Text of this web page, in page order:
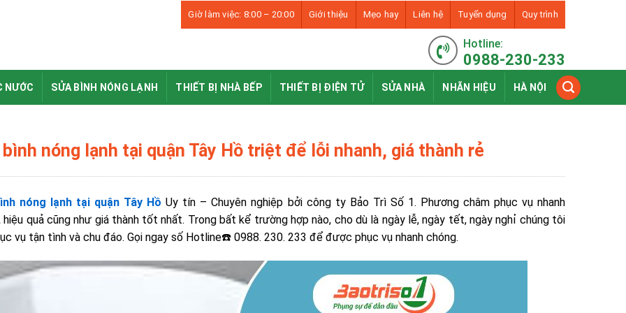
Giờ làm việc: 8:00 – 20:00 Giới thiệu Mẹo hay Liên hệ Tuyển dụng Quy trình
Hotline:
0988-230-233
NƯỚC SỬA BÌNH NÓNG LẠNH THIẾT BỊ NHÀ BẾP THIẾT BỊ ĐIỆN TỬ SỬA NHÀ NHÃN HIỆU HÀ NỘI
bình nóng lạnh tại quận Tây Hồ triệt để lỗi nhanh, giá thành rẻ
nóng lạnh tại quận Tây Hồ Uy tín – Chuyên nghiệp bởi công ty Bảo Trì Số 1. Phương châm phục vụ nhanh
hiệu quả cũng như giá thành tốt nhất. Trong bất kể trường hợp nào, cho dù là ngày lễ, ngày tết, ngày nghỉ chúng tôi
vụ tận tình và chu đáo. Gọi ngay số Hotline☎️ 0988. 230. 233 để được phục vụ nhanh chóng.